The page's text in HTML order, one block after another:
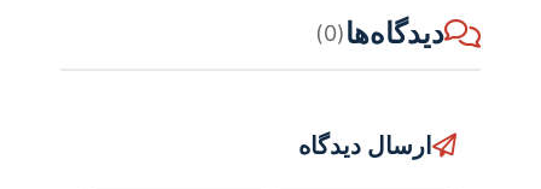
دیدگاه‌ها(0)
ارسال دیدگاه